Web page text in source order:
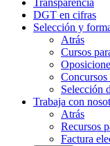
Transparencia
DGT en cifras
Selección y
Atrás
Cursos
Selección
Trabaja con
Atrás
Recursos
Factura